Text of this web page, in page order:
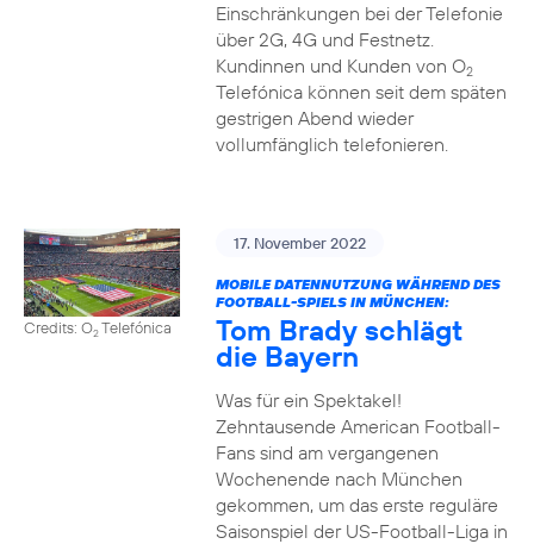
Einschränkungen bei der Telefonie
über 2G, 4G und Festnetz.
Kundinnen und Kunden von O2
Telefónica können seit dem späten
gestrigen Abend wieder
vollumfänglich telefonieren.
Credits: O2Telefónica
17. November 2022
MOBILE DATENNUTZUNG WÄHREND DES
FOOTBALL-SPIELS IN MÜNCHEN:
Tom Brady schlägt
die Bayern
Was für ein Spektakel!
Zehntausende American Football-
Fans sind am vergangenen
Wochenende nach München
gekommen, um das erste reguläre
Saisonspiel der US-Football-Liga in